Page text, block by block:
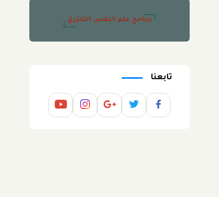
برنامج علم النفس التحرّريّ
تابعنا